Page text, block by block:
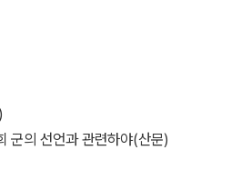
군의 선언과 관련하야(산문)